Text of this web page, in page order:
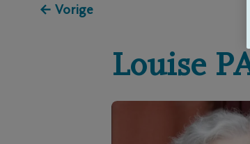
← Vorige
Louise